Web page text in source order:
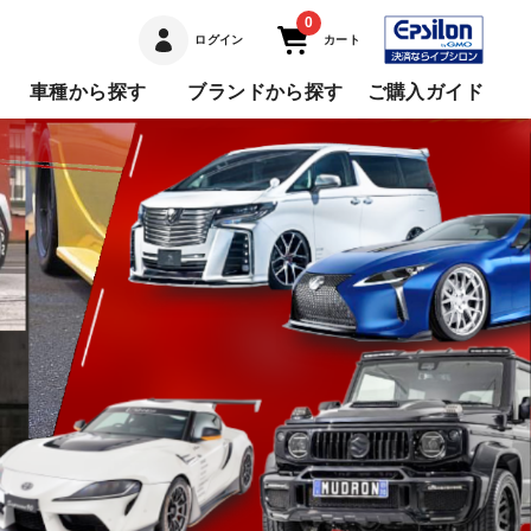
ログイン
0
カート
車種から探す ブランドから探す ご購入ガイド